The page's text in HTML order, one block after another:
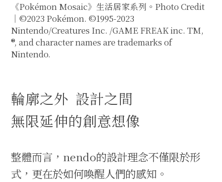
《Pokémon Mosaic》生活居家系列。Photo Credit
｜©2023 Pokémon. ©1995-2023
Nintendo/Creatures Inc. /GAME FREAK inc. TM,
®, and character names are trademarks of
Nintendo.
輪廓之外 設計之間
無限延伸的創意想像
整體而言，nendo的設計理念不僅限於形
式，更在於如何喚醒人們的感知。